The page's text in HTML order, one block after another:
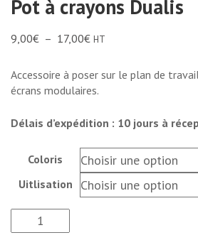
Pot à crayons Dualis
9,00€ – 17,00€ HT
Accessoire à poser sur le plan de
écrans modulaires.
Délais d’expédition : 10 jours à
Coloris
Uitlisation